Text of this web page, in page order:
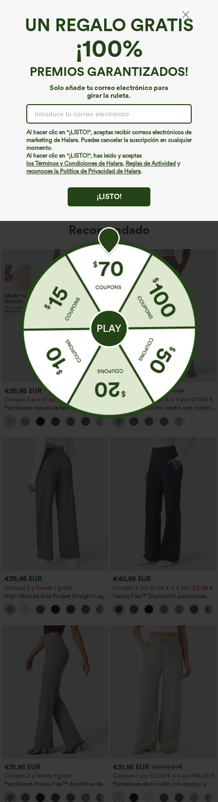
UN REGALO GRATIS
¡100%
PREMIOS GARANTIZADOS!
Solo añade tu correo electrónico para
girar la ruleta.
Al hacer clic en "¡LISTO!", aceptas recibir correos electrónicos de
marketing de Halara. Puedes cancelar la suscripción en cualquier
momento.
Al hacer clic en "¡LISTO!", has leído y aceptas
los Términos y Condiciones de Halara, Reglas de Actividad y
reconoces la Política de Privacidad de Halara.
¡LISTO!
¡Ups!
No podemos encontrar la página que estás buscando.
Seguir comprando
Recomendado
€35,95 EUR
Compra 2 por 61,54 € o 4 por 123,08 €.
Pantalones casual de talle alto y pierna
recta con tacto de lino y bolsillos
+5
€44,95 EUR
€49,95 EUR
Compra 2 por 61,54 € o 4 por 123,08 €.
Jeans casual de tiro medio con cordón y
bolsillos
€35,95 EUR
Compra 2 y llévate 1 gratis
High Waisted Side Pocket Straight Leg
Work Pants
+23
€40,95 EUR
Compra 2 por 61,54 € o 4 por 123,08 €.
Halara Flex™ DayStretch pantalones
acampanados de trabajo de tiro medio
con bolsillo lateral con cremallera
€31,95 EUR
Compra 2 y llévate 1 gratis
Pantalones Halara Flex™ de oficina de
tiro alto ligeramente acampanados con
bolsillos
€31,95 EUR €35,95 EUR
Compra 2 por 52,62 € o 4 por 105,24 €.
Pantalones de tiro alto con cordón y
bolsillos, pernera ancha, holgados y de
estilo casual con tacto de lino.